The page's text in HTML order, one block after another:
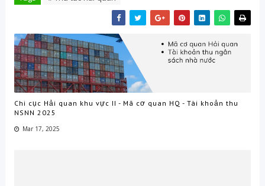
Chi cục Hải quan khu vực II - Mã cơ quan HQ - Tài khoản thu
NSNN 2025
Mar 17, 2025